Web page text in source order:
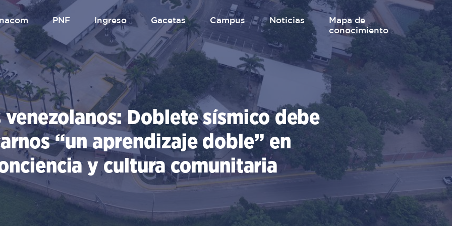
PNF Ingreso gacetas Campus Noticias
mapa de
conocimiento
Doblete sísmico debe
“un aprendizaje doble” en
y cultura comunitaria